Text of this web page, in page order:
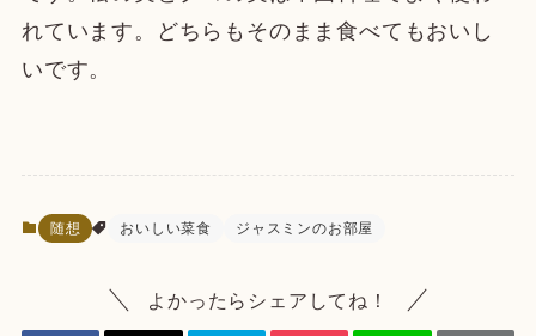
れています。どちらもそのまま食べてもおいし
いです。
随想 おいしい菜食 ジャスミンのお部屋
よかったらシェアしてね！